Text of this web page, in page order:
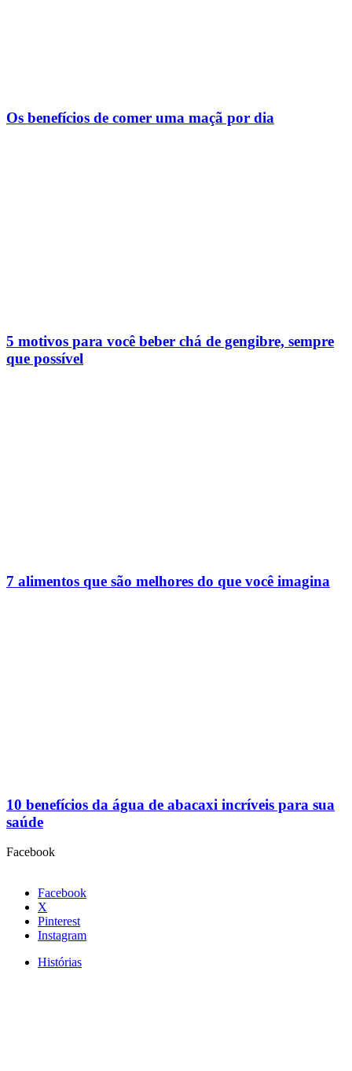
Os benefícios de comer uma maçã por dia
5 motivos para você beber chá de gengibre, sempre
que possível
7 alimentos que são melhores do que você imagina
10 benefícios da água de abacaxi incríveis para sua
saúde
Facebook
Facebook
X
Pinterest
Instagram
Histórias